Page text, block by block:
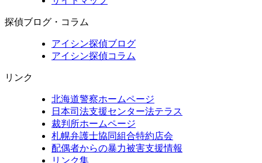
探偵ブログ・コラム
アイシン探偵ブログ
アイシン探偵コラム
リンク
北海道警察ホームページ
日本司法支援センター法テラス
裁判所ホームページ
札幌弁護士協同組合特約店会
配偶者からの暴力被害支援情報
リンク集